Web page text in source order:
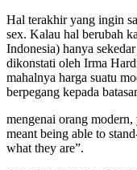
Hal terakhir yang ingin
sex. Kalau hal berubah
Indonesia) hanya
dikonstati oleh Irma
mahalnya harga suatu
berpegang kepada
mengenai orang
meant being able to
what they are”.